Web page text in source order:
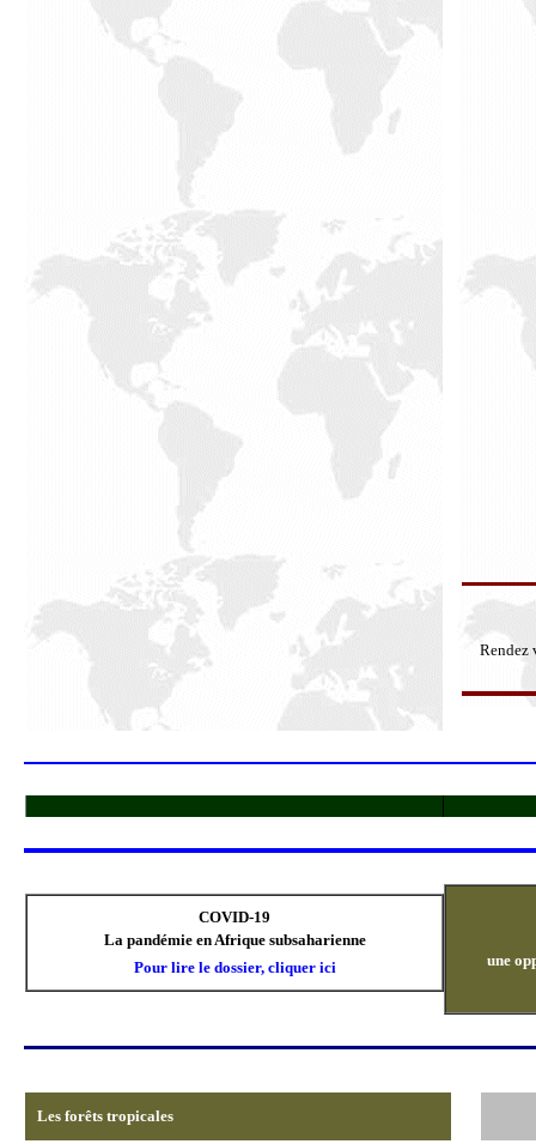
Rendez
COVID-19
La pandémie en Afrique subsaharienne
Pour lire le dossier, cliquer ici
une
Les forêts tropicales